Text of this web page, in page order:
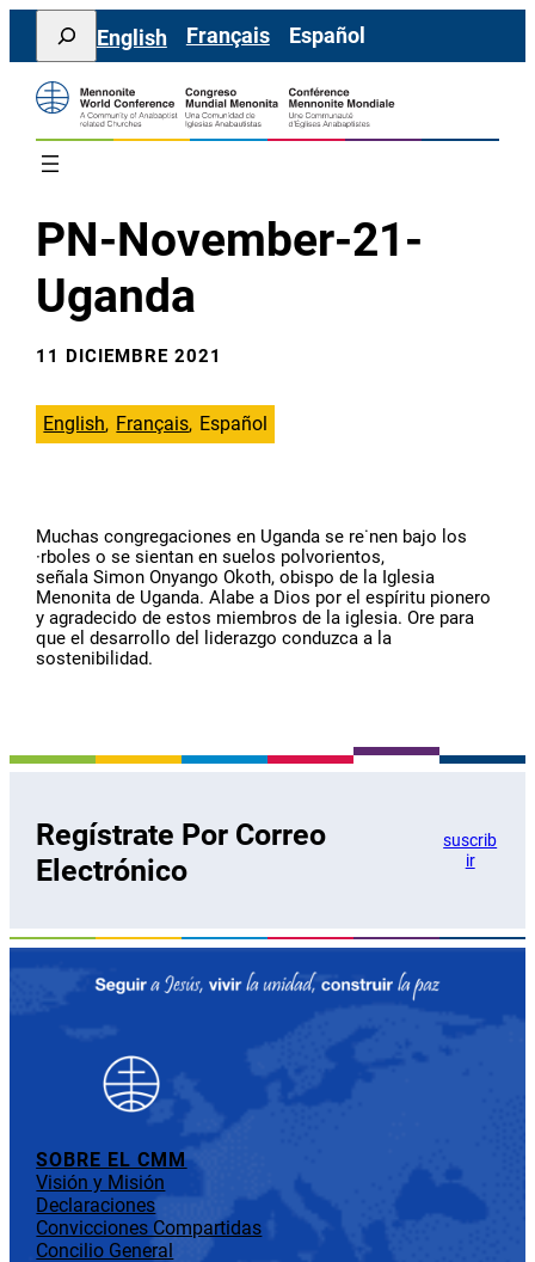
Saltar
contenido
Search
English Français Español
PN-November-21-
Uganda
11 DICIEMBRE 2021
English Français Español
Muchas congregaciones en Uganda se re˙nen bajo los
·rboles o se sientan en suelos polvorientos,
señala Simon Onyango Okoth, obispo de la Iglesia
Menonita de Uganda. Alabe a Dios por el espíritu pionero
y agradecido de estos miembros de la iglesia. Ore para
que el desarrollo del liderazgo conduzca a la
sostenibilidad.
Regístrate Por Correo
Electrónico
suscrib
ir
SOBRE EL CMM
Visión y Misión
Declaraciones
Convicciones Compartidas
Concilio General